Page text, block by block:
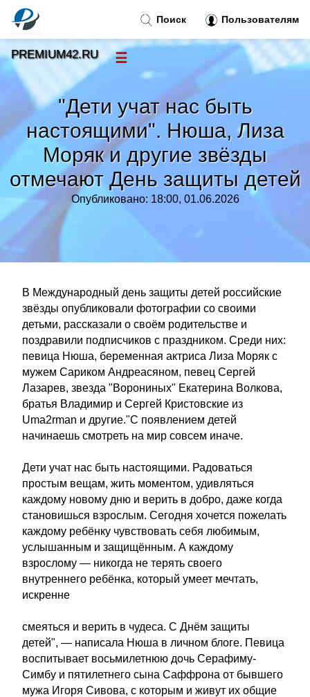
"Дети учат нас быть
настоящими". Нюша, Лиза
Моряк и другие звёзды
отмечают День защиты детей
Опубликовано: 18:00, 01.06.2026
В Международный день защиты детей российские
звёзды опубликовали фотографии со своими
детьми, рассказали о своём родительстве и
поздравили подписчиков с праздником. Среди них:
певица Нюша, беременная актриса Лиза Моряк с
мужем Сариком Андреасяном, певец Сергей
Лазарев, звезда "Ворониных" Екатерина Волкова,
братья Владимир и Сергей Кристовские из
Uma2rman и другие."C появлением детей
начинаешь смотреть на мир совсем иначе.
Дети учат нас быть настоящими. Радоваться
простым вещам, жить моментом, удивляться
каждому новому дню и верить в добро, даже когда
становишься взрослым. Сегодня хочется пожелать
каждому ребёнку чувствовать себя любимым,
услышанным и защищённым. А каждому
взрослому — никогда не терять своего
внутреннего ребёнка, который умеет мечтать,
искренне
смеяться и верить в чудеса. С Днём защиты
детей", — написала Нюша в личном блоге. Певица
воспитывает восьмилетнюю дочь Серафиму-
Симбу и пятилетнего сына Саффрона от бывшего
мужа Игоря Сивова, с которым и живут их общие
Поиск Пользователям
PREMIUM42.RU ☰
Тренды новостей »
Рубрики»
Правила »